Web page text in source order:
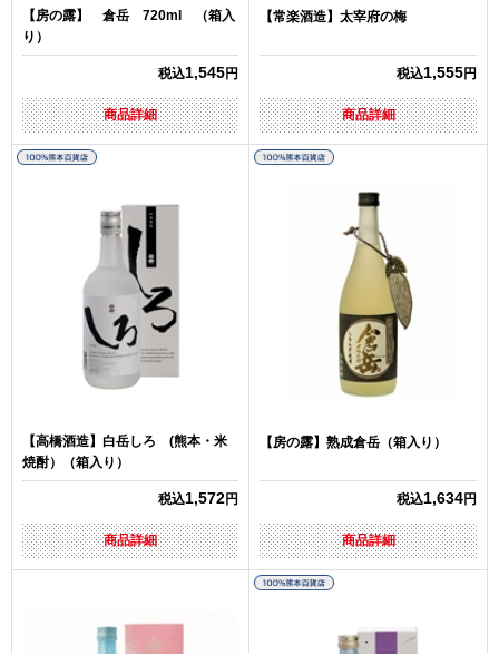
【房の露】 倉岳 720ml （箱入
り）
税込1,545円
商品詳細
【常楽酒造】太宰府の梅
税込1,555円
商品詳細
【高橋酒造】白岳しろ (熊本・米
焼酎）（箱入り）
税込1,572円
商品詳細
【房の露】熟成倉岳（箱入り）
税込1,634円
商品詳細